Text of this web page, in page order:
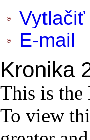
Vytlačiť
E-mail
Kronika
This is
To view